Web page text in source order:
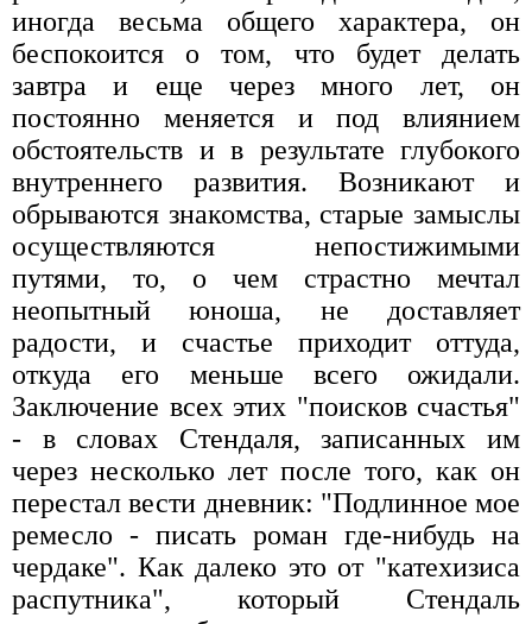
иногда весьма общего характера, он
беспокоится о том, что будет делать
завтра и еще через много лет, он
постоянно меняется и под влиянием
обстоятельств и в результате глубокого
внутреннего развития. Возникают и
обрываются знакомства, старые замыслы
осуществляются непостижимыми
путями, то, о чем страстно мечтал
неопытный юноша, не доставляет
радости, и счастье приходит оттуда,
откуда его меньше всего ожидали.
Заключение всех этих "поисков счастья"
- в словах Стендаля, записанных им
через несколько лет после того, как он
перестал вести дневник: "Подлинное мое
ремесло - писать роман где-нибудь на
чердаке". Как далеко это от "катехизиса
распутника", который Стендаль